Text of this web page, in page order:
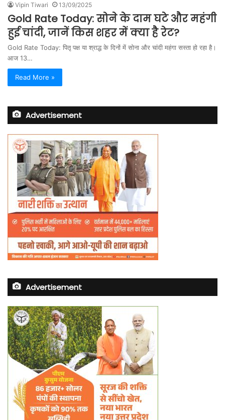
Vipin Tiwari 13/09/2025
Gold Rate Today: सोने के दाम घटे और महंगी
हुई चांदी, जानें किस शहर में क्या है रेट?
Gold Rate Today: पितृ पक्ष या श्राद्ध के दिनों में सोना और चांदी महंगा सस्ता हो रहा है।
आज 13…
Read More »
Advertisement
Advertisement